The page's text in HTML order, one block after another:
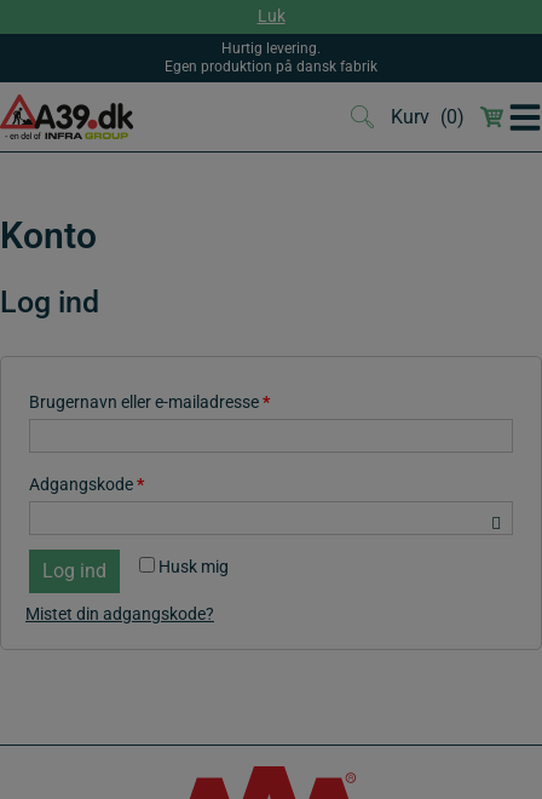
Luk
Hurtig levering.
Egen produktion på dansk fabrik
Kurv (0)
(0)
Konto
Log ind
Brugernavn eller e-mailadresse*
Adgangskode*
Husk mig
Log ind
Mistet din adgangskode?